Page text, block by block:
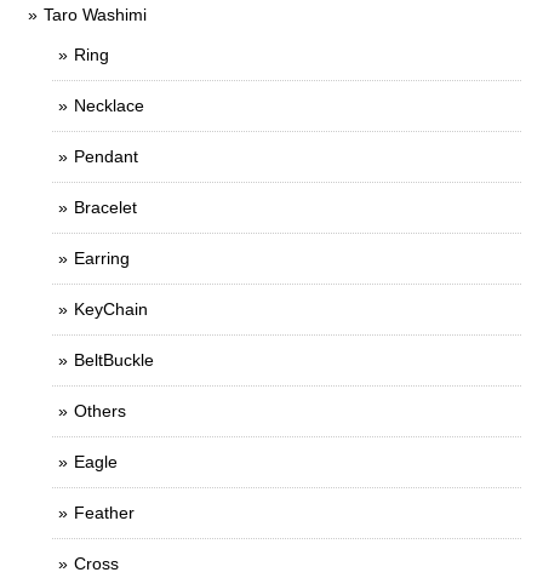
Taro Washimi
Ring
Necklace
Pendant
Bracelet
Earring
KeyChain
BeltBuckle
Others
Eagle
Feather
Cross